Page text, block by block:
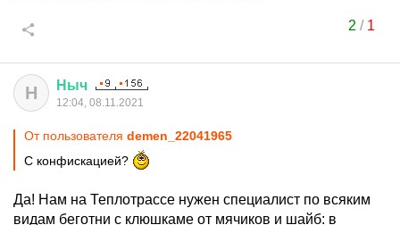
2 / 1
Н Ныч
12:04, 08.11.2021
От пользователя demen_22041965
С конфискацией?
Да! Нам на Теплотрассе нужен специалист по всяким
видам беготни с клюшкаме от мячиков и шайб: в